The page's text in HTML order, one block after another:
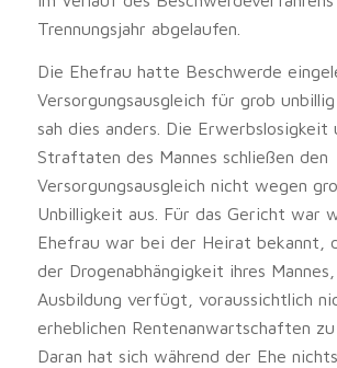
Trennungsjahr abgelaufen.
Die Ehefrau hatte Beschwerde
Versorgungsausgleich für grob
sah dies anders. Die Erwerbslosigkeit
Straftaten des Mannes schließen den
Versorgungsausgleich nicht wegen
Unbilligkeit aus. Für das Gericht war
Ehefrau war bei der Heirat bekannt,
der Drogenabhängigkeit ihres
Ausbildung verfügt, voraussichtlich
erheblichen Rentenanwartschaften zu
Daran hat sich während der Ehe